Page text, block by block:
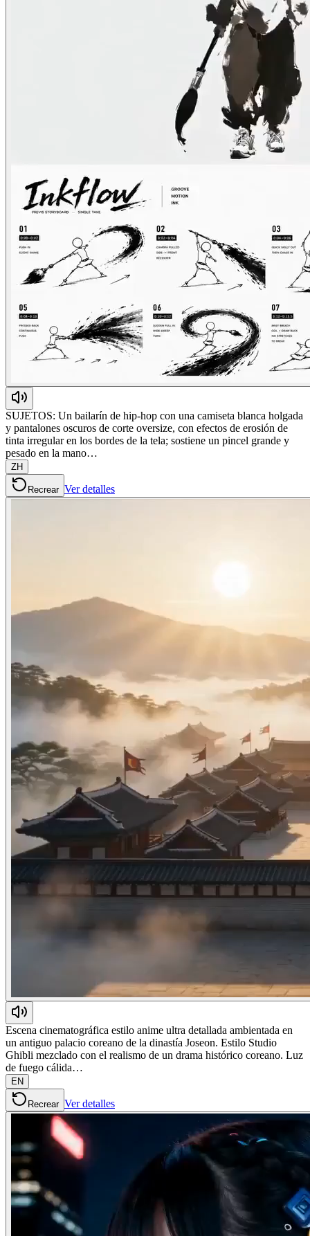
SUJETOS: Un bailarín de hip-hop con una camiseta blanca holgada
y pantalones oscuros de corte oversize, con efectos de erosión de
tinta irregular en los bordes de la tela; sostiene un pincel grande y
pesado en la mano…
ZH
Recrear Ver detalles
Escena cinematográfica estilo anime ultra detallada ambientada en
un antiguo palacio coreano de la dinastía Joseon. Estilo Studio
Ghibli mezclado con el realismo de un drama histórico coreano. Luz
de fuego cálida…
EN
Recrear Ver detalles